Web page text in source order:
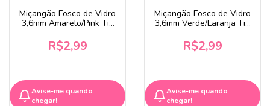
Miçangão Fosco de Vidro
3,6mm Amarelo/Pink Tie
R$2,99
Avise-me quando
chegar!
Miçangão Fosco de Vidro
3,6mm Verde/Laranja Tie
R$2,99
Avise-me quando
chegar!